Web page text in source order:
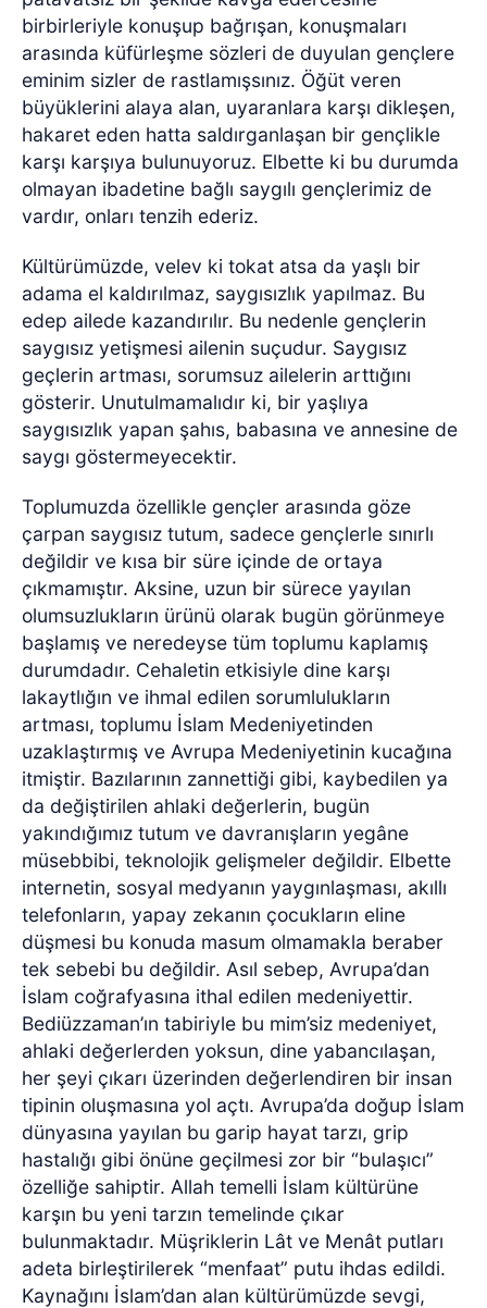
birbirleriyle konuşup bağrışan, konuşmaları
arasında küfürleşme sözleri de duyulan gençlere
eminim sizler de rastlamışsınız. Öğüt veren
büyüklerini alaya alan, uyaranlara karşı dikleşen,
hakaret eden hatta saldırganlaşan bir gençlikle
karşı karşıya bulunuyoruz. Elbette ki bu durumda
olmayan ibadetine bağlı saygılı gençlerimiz de
vardır, onları tenzih ederiz.
Kültürümüzde, velev ki tokat atsa da yaşlı bir
adama el kaldırılmaz, saygısızlık yapılmaz. Bu
edep ailede kazandırılır. Bu nedenle gençlerin
saygısız yetişmesi ailenin suçudur. Saygısız
geçlerin artması, sorumsuz ailelerin arttığını
gösterir. Unutulmamalıdır ki, bir yaşlıya
saygısızlık yapan şahıs, babasına ve annesine de
saygı göstermeyecektir.
Toplumuzda özellikle gençler arasında göze
çarpan saygısız tutum, sadece gençlerle sınırlı
değildir ve kısa bir süre içinde de ortaya
çıkmamıştır. Aksine, uzun bir sürece yayılan
olumsuzlukların ürünü olarak bugün görünmeye
başlamış ve neredeyse tüm toplumu kaplamış
durumdadır. Cehaletin etkisiyle dine karşı
lakaytlığın ve ihmal edilen sorumlulukların
artması, toplumu İslam Medeniyetinden
uzaklaştırmış ve Avrupa Medeniyetinin kucağına
itmiştir. Bazılarının zannettiği gibi, kaybedilen ya
da değiştirilen ahlaki değerlerin, bugün
yakındığımız tutum ve davranışların yegâne
müsebbibi, teknolojik gelişmeler değildir. Elbette
internetin, sosyal medyanın yaygınlaşması, akıllı
telefonların, yapay zekanın çocukların eline
düşmesi bu konuda masum olmamakla beraber
tek sebebi bu değildir. Asıl sebep, Avrupa’dan
İslam coğrafyasına ithal edilen medeniyettir.
Bediüzzaman’ın tabiriyle bu mim’siz medeniyet,
ahlaki değerlerden yoksun, dine yabancılaşan,
her şeyi çıkarı üzerinden değerlendiren bir insan
tipinin oluşmasına yol açtı. Avrupa’da doğup İslam
dünyasına yayılan bu garip hayat tarzı, grip
hastalığı gibi önüne geçilmesi zor bir “bulaşıcı”
özelliğe sahiptir. Allah temelli İslam kültürüne
karşın bu yeni tarzın temelinde çıkar
bulunmaktadır. Müşriklerin Lât ve Menât putları
adeta birleştirilerek “menfaat” putu ihdas edildi.
Kaynağını İslam’dan alan kültürümüzde sevgi,